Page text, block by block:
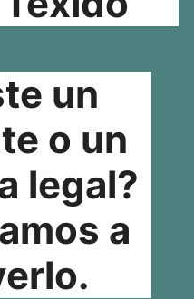
un
o un
legal?
a